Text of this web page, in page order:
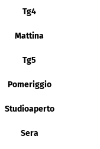
Tg4
Mattina
Tg5
Pomeriggio
Studioaperto
Sera